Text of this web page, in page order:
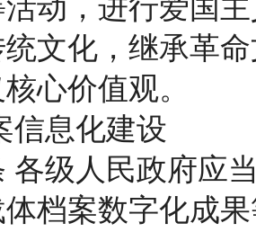
动，进行爱国
文化，继承革
心价值观。
信息化建设
各级人民政府应
档案数字化成